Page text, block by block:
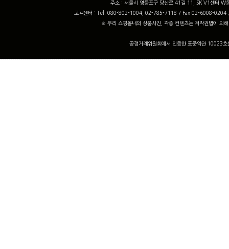
주소 : 서울시 영등포구 당산로 41길 11, SK V1센터
고객센터 : Tel. 080-802-1004, 02-785-7118 / Fax 02-6008-0204
※ 우리 쇼핑몰내의 상품사진, 각종 컨텐츠는 저작권법에 의
공정거래위원회에서 인증한 표준약관 10023